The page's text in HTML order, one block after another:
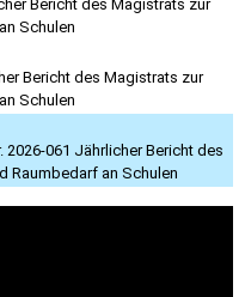
Bericht des Magistrats zur
Schulen
Bericht des Magistrats zur
Schulen
2026-061 Jährlicher Bericht des
Raumbedarf an Schulen